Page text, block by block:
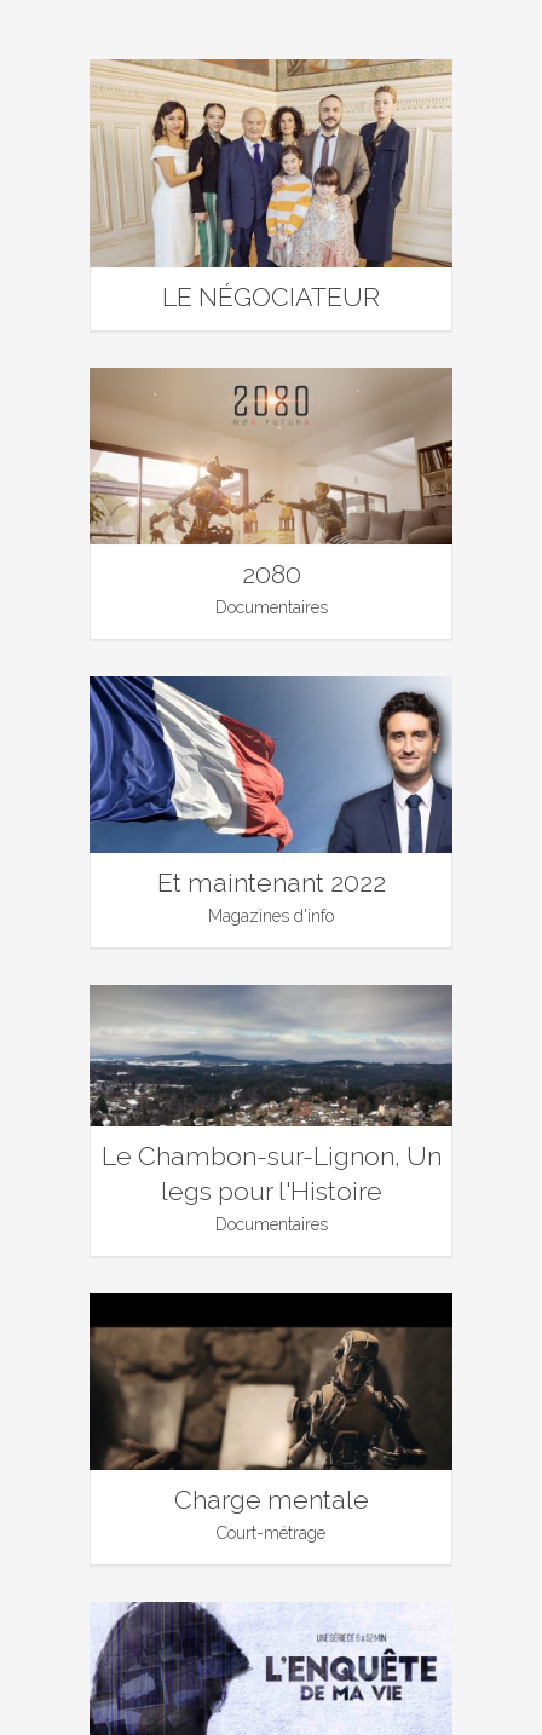
LE NÉGOCIATEUR
2080
Documentaires
Et maintenant 2022
Magazines d'info
Le Chambon-sur-Lignon, Un
legs pour l'Histoire
Documentaires
Charge mentale
Court-métrage